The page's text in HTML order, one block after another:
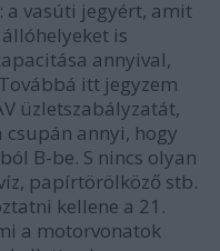
a vasúti jegyért, amit
is
annyival,
itt jegyzem
üzletszabályzatát,
annyi, hogy
B-be. S nincs olyan
papírtörölköző stb.
kellene a 21.
a motorvonatok